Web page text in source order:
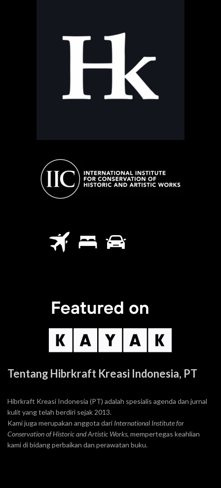
Tentang Hibrkraft Kreasi Indonesia, PT
Hibrkraft Kreasi Indonesia (PT) adalah spesialis agenda dan jurnal
kulit yang telah berdiri sejak 2013.
Kami juga merupakan anggota dari International Institute for
Conservation of Historic and Artistic Works, mempertegas keahlian
kami di bidang perbaikan dan perawatan buku.